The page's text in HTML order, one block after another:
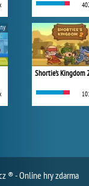
Shortie's Kingdom
® - Online hry zdarma